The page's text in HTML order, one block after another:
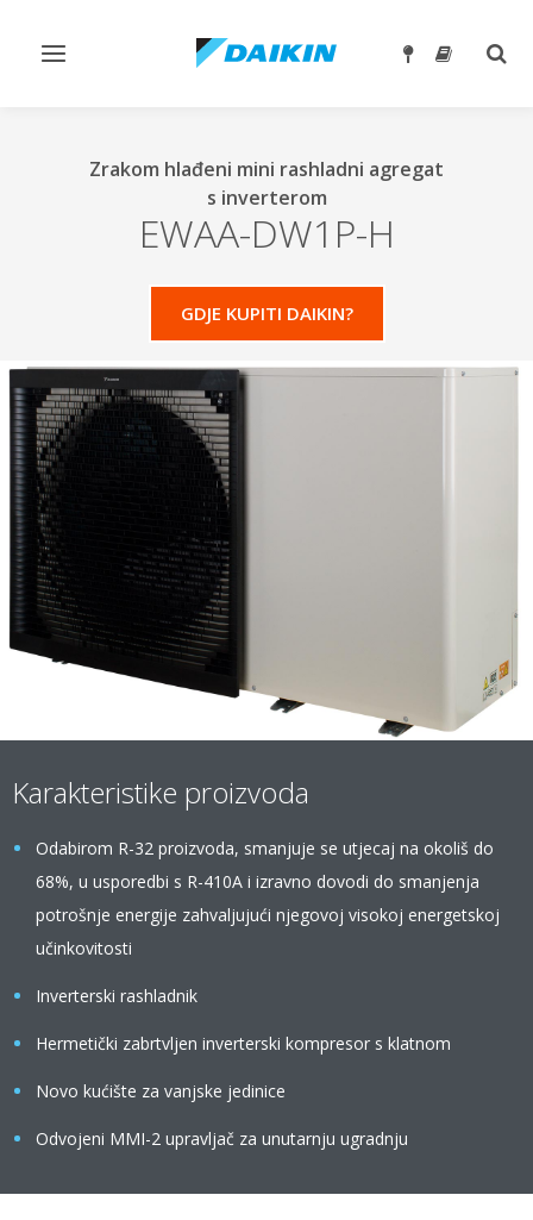
Prebaci
Zrakom hlađeni mini rashladni agregat
s inverterom
EWAA-DW1P-H
GDJE KUPITI DAIKIN?
Karakteristike proizvoda
Odabirom R-32 proizvoda, smanjuje se utjecaj na okoliš do
68%, u usporedbi s R-410A i izravno dovodi do smanjenja
potrošnje energije zahvaljujući njegovoj visokoj energetskoj
učinkovitosti
Inverterski rashladnik
Hermetički zabrtvljen inverterski kompresor s klatnom
Novo kućište za vanjske jedinice
Odvojeni MMI-2 upravljač za unutarnju ugradnju